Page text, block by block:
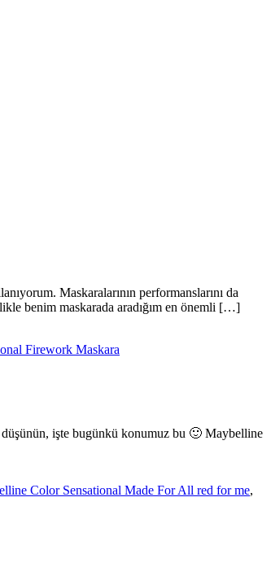
Maskaralarının performanslarını da
benim maskarada aradığım en önemli […]
Firework Maskara
işte bugünkü konumuz bu 🙂 Maybelline
Color Sensational Made For All red for me,